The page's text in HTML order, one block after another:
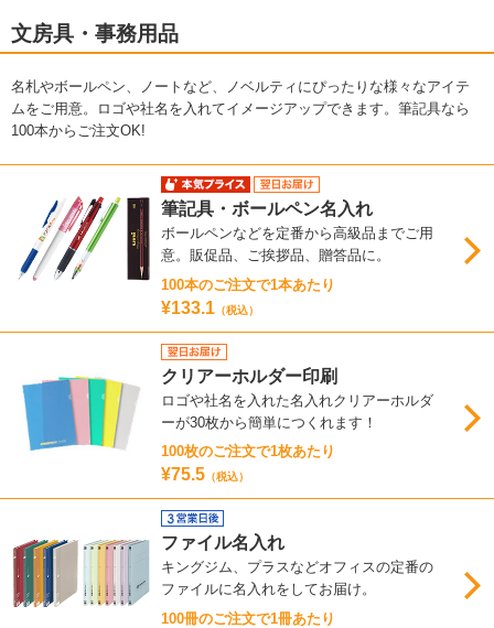
文房具・事務用品
名札やボールペン、ノートなど、ノベルティにぴったりな様々なアイテ
ムをご用意。ロゴや社名を入れてイメージアップできます。筆記具なら
100本からご注文OK!
筆記具・ボールペン名入れ
ボールペンなどを定番から高級品までご用
意。販促品、ご挨拶品、贈答品に。
100本のご注文で1本あたり
¥133.1 （税込）
クリアーホルダー印刷
ロゴや社名を入れた名入れクリアーホルダ
ーが30枚から簡単につくれます！
100枚のご注文で1枚あたり
¥75.5 （税込）
ファイル名入れ
キングジム、プラスなどオフィスの定番の
ファイルに名入れをしてお届け。
100冊のご注文で1冊あたり